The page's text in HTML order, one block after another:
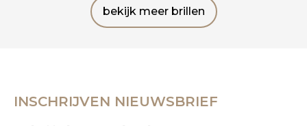
bekijk meer brillen
INSCHRIJVEN NIEUWSBRIEF